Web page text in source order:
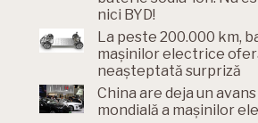
nici BYD!
La peste 200.000 km,
mașinilor electrice
neașteptată surpriză
China are deja un
mondială a mașinilor